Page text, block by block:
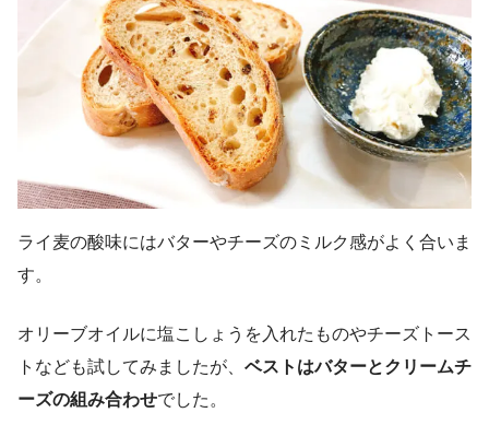
ライ麦の酸味にはバターやチーズのミルク感がよく合いま
す。
オリーブオイルに塩こしょうを入れたものやチーズトース
トなども試してみましたが、 ベストはバターとクリームチ
ーズの組み合わせでした。